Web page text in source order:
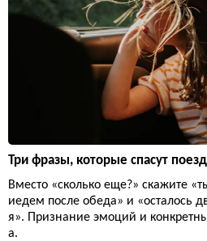
Три фразы, которые спасут
Вместо «сколько еще?» скажите
иедем после обеда» и «осталось
я». Признание эмоций и
а.